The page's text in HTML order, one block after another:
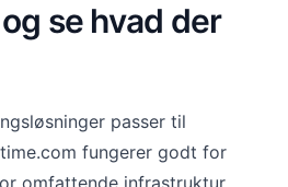
se hvad der
passer til
fungerer godt for
omfattende infrastruktur